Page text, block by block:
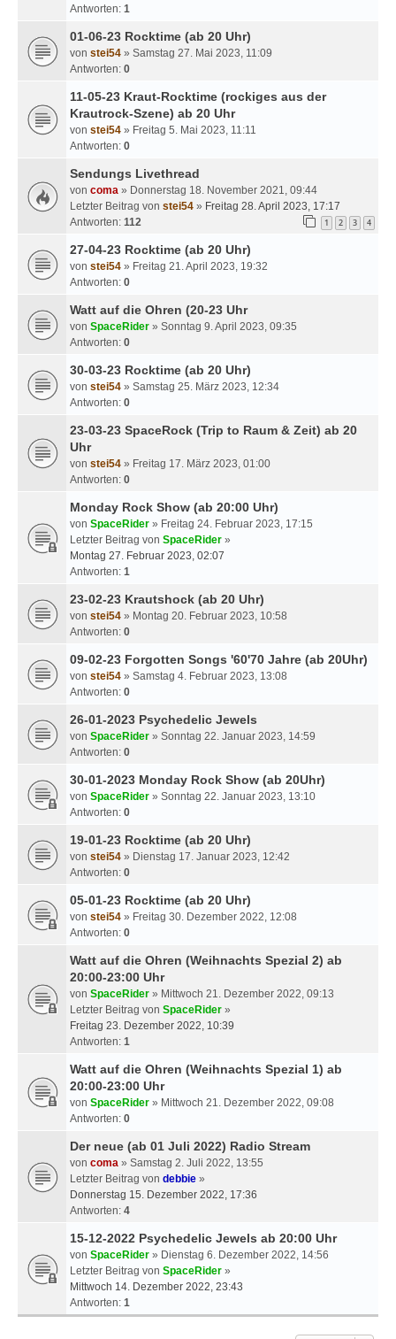
Antworten: 1
01-06-23 Rocktime (ab 20 Uhr)
von stei54 » Samstag 27. Mai 2023, 11:09
Antworten: 0
11-05-23 Kraut-Rocktime (rockiges aus der
Krautrock-Szene) ab 20 Uhr
von stei54 » Freitag 5. Mai 2023, 11:11
Antworten: 0
Sendungs Livethread
von coma » Donnerstag 18. November 2021, 09:44
Letzter Beitrag von stei54 » Freitag 28. April 2023, 17:17
Antworten: 112 1 2 3 4
27-04-23 Rocktime (ab 20 Uhr)
von stei54 » Freitag 21. April 2023, 19:32
Antworten: 0
Watt auf die Ohren (20-23 Uhr
von SpaceRider » Sonntag 9. April 2023, 09:35
Antworten: 0
30-03-23 Rocktime (ab 20 Uhr)
von stei54 » Samstag 25. März 2023, 12:34
Antworten: 0
23-03-23 SpaceRock (Trip to Raum & Zeit) ab 20
Uhr
von stei54 » Freitag 17. März 2023, 01:00
Antworten: 0
Monday Rock Show (ab 20:00 Uhr)
von SpaceRider » Freitag 24. Februar 2023, 17:15
Letzter Beitrag von SpaceRider »
Montag 27. Februar 2023, 02:07
Antworten: 1
23-02-23 Krautshock (ab 20 Uhr)
von stei54 » Montag 20. Februar 2023, 10:58
Antworten: 0
09-02-23 Forgotten Songs '60'70 Jahre (ab 20Uhr)
von stei54 » Samstag 4. Februar 2023, 13:08
Antworten: 0
26-01-2023 Psychedelic Jewels
von SpaceRider » Sonntag 22. Januar 2023, 14:59
Antworten: 0
30-01-2023 Monday Rock Show (ab 20Uhr)
von SpaceRider » Sonntag 22. Januar 2023, 13:10
Antworten: 0
19-01-23 Rocktime (ab 20 Uhr)
von stei54 » Dienstag 17. Januar 2023, 12:42
Antworten: 0
05-01-23 Rocktime (ab 20 Uhr)
von stei54 » Freitag 30. Dezember 2022, 12:08
Antworten: 0
Watt auf die Ohren (Weihnachts Spezial 2) ab
20:00-23:00 Uhr
von SpaceRider » Mittwoch 21. Dezember 2022, 09:13
Letzter Beitrag von SpaceRider »
Freitag 23. Dezember 2022, 10:39
Antworten: 1
Watt auf die Ohren (Weihnachts Spezial 1) ab
20:00-23:00 Uhr
von SpaceRider » Mittwoch 21. Dezember 2022, 09:08
Antworten: 0
Der neue (ab 01 Juli 2022) Radio Stream
von coma » Samstag 2. Juli 2022, 13:55
Letzter Beitrag von debbie »
Donnerstag 15. Dezember 2022, 17:36
Antworten: 4
15-12-2022 Psychedelic Jewels ab 20:00 Uhr
von SpaceRider » Dienstag 6. Dezember 2022, 14:56
Letzter Beitrag von SpaceRider »
Mittwoch 14. Dezember 2022, 23:43
Antworten: 1